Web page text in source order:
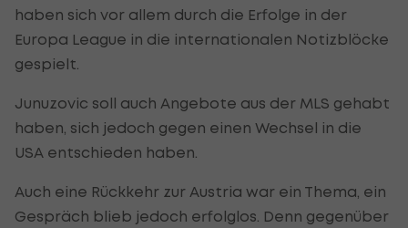
haben sich vor allem durch die Erfolge in der
Europa League in die internationalen Notizblöcke
gespielt.
Junuzovic soll auch Angebote aus der MLS gehabt
haben, sich jedoch gegen einen Wechsel in die
USA entschieden haben.
Auch eine Rückkehr zur Austria war ein Thema, ein
Gespräch blieb jedoch erfolglos. Denn gegenüber